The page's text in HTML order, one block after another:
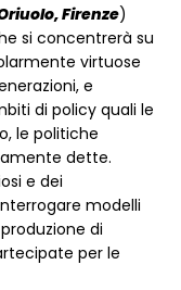
Firenze)
si concentrerà su
virtuose
e
di policy quali le
le politiche
dette.
e dei
modelli
di
per le